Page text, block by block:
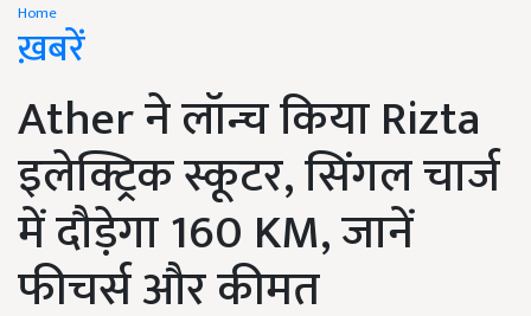
Home
ख़बरें
Ather ने लॉन्च किया Rizta
इलेक्ट्रिक स्कूटर, सिंगल चार्ज
में दौड़ेगा 160 KM, जानें
फीचर्स और कीमत